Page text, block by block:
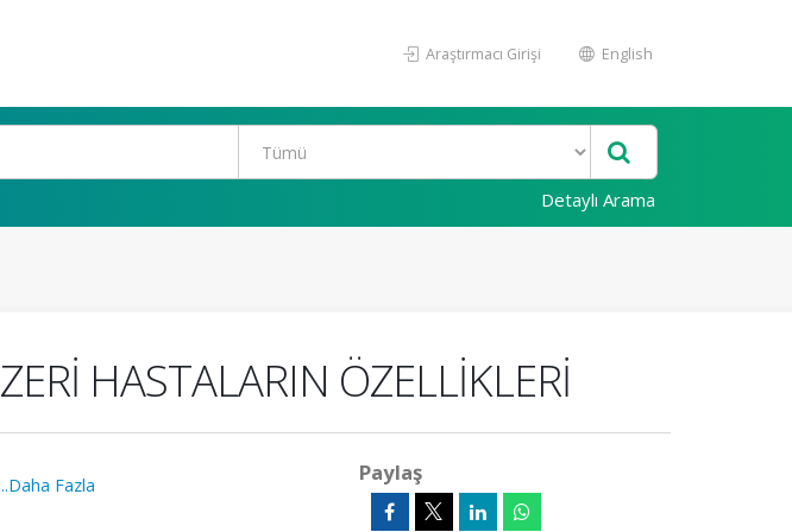
Araştırmacı Girişi English
Detaylı Arama
HASTALARIN ÖZELLİKLERİ
Fazla
Paylaş